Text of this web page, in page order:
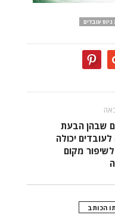
עובדים
שבהן הבעת
יכולה
מקום
הכותב